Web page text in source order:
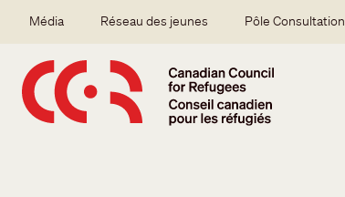
Secondary menu
Média Réseau des jeunes Pôle Consultation